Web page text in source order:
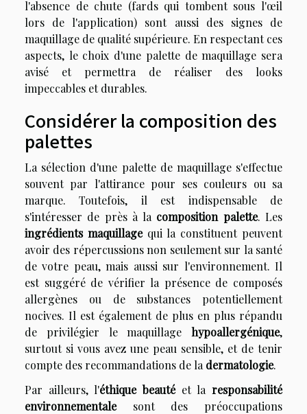
l'absence de chute (fards qui tombent sous l'œil
lors de l'application) sont aussi des signes de
maquillage de qualité supérieure. En respectant ces
aspects, le choix d'une palette de maquillage sera
avisé et permettra de réaliser des looks
impeccables et durables.
Considérer la composition des
palettes
La sélection d'une palette de maquillage s'effectue
souvent par l'attirance pour ses couleurs ou sa
marque. Toutefois, il est indispensable de
s'intéresser de près à la composition palette. Les
ingrédients maquillagequi la constituent peuvent
avoir des répercussions non seulement sur la santé
de votre peau, mais aussi sur l'environnement. Il
est suggéré de vérifier la présence de composés
allergènes ou de substances potentiellement
nocives. Il est également de plus en plus répandu
de privilégier le maquillage hypoallergénique,
surtout si vous avez une peau sensible, et de tenir
compte des recommandations de la dermatologie.
Par ailleurs, l'éthique beautéet laresponsabilité
environnementalesont des préoccupations